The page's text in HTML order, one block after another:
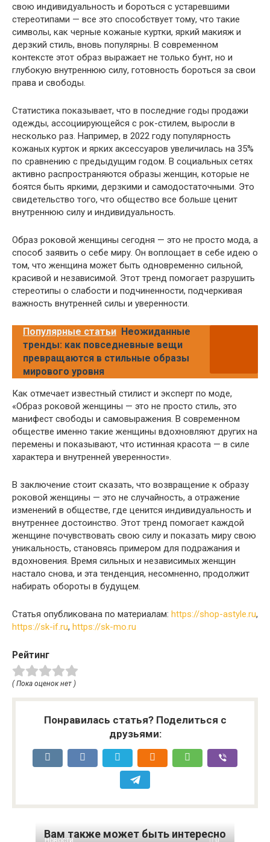
свою индивидуальность и бороться с устаревшими
стереотипами — все это способствует тому, что такие
символы, как черные кожаные куртки, яркий макияж и
дерзкий стиль, вновь популярны. В современном
контексте этот образ выражает не только бунт, но и
глубокую внутреннюю силу, готовность бороться за свои
права и свободы.
Статистика показывает, что в последние годы продажи
одежды, ассоциирующейся с рок-стилем, выросли в
несколько раз. Например, в 2022 году популярность
кожаных курток и ярких аксессуаров увеличилась на 35%
по сравнению с предыдущим годом. В социальных сетях
активно распространяются образы женщин, которые не
боятся быть яркими, дерзкими и самодостаточными. Это
свидетельство того, что общество все больше ценит
внутреннюю силу и индивидуальность.
Образ роковой женщины сегодня — это не просто мода, а
способ заявить о себе миру. Он воплощает в себе идею о
том, что женщина может быть одновременно сильной,
красивой и независимой. Этот тренд помогает разрушить
стереотипы о слабости и подчиненности, подчеркивая
важность внутренней силы и уверенности.
Популярные статьи Неожиданные
тренды: как повседневные вещи
превращаются в стильные образы
мирового уровня
Как отмечает известный стилист и эксперт по моде,
«Образ роковой женщины — это не просто стиль, это
манифест свободы и самовыражения. В современном
обществе именно такие женщины вдохновляют других на
перемены и показывают, что истинная красота — в силе
характера и внутренней уверенности».
В заключение стоит сказать, что возвращение к образу
роковой женщины — это не случайность, а отражение
изменений в обществе, где ценится индивидуальность и
внутреннее достоинство. Этот тренд помогает каждой
женщине почувствовать свою силу и показать миру свою
уникальность, становясь примером для подражания и
вдохновения. Время сильных и независимых женщин
настало снова, и эта тенденция, несомненно, продолжит
набирать обороты в будущем.
Статья опубликована по материалам: https://shop-astyle.ru,
https://sk-if.ru, https://sk-mo.ru
Рейтинг
( Пока оценок нет )
Понравилась статья? Поделиться с
друзьями:
Вам также может быть интересно
Новости 0